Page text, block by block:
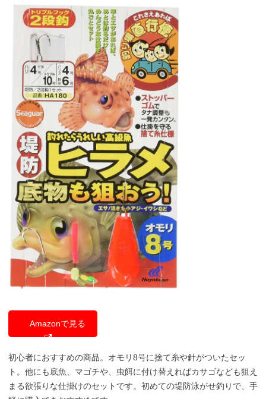
Amazonで見る
初心者におすすめの商品。オモリ8号に捨て糸や針がついたセッ
ト。他にも底魚、マゴチや、虫餌に付け替えればカサゴなども狙え
まる欲張りな仕掛けのセットです。初めての堤防泳がせ釣りで、手